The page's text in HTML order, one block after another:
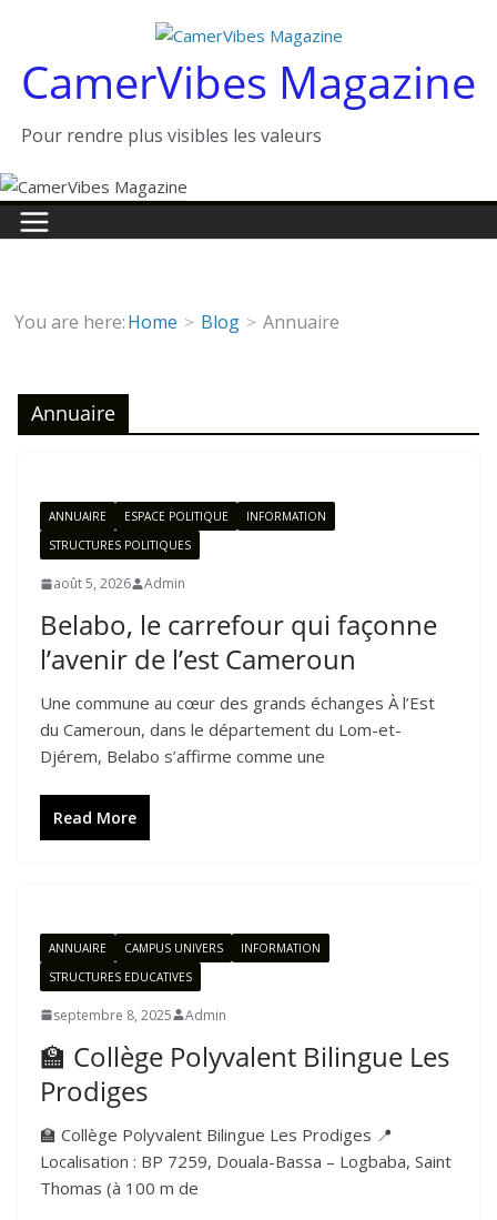
contenuCamerVibes Magazine
Pour rendre plus visibles les valeurs
You are here:Home Blog Annuaire
Annuaire
ANNUAIRE ESPACE POLITIQUE
INFORMATION
STRUCTURES POLITIQUES
août 5, 2026 Admin
Belabo, le carrefour qui façonne
l’avenir de l’est Cameroun
Une commune au cœur des grands échanges À l’Est
du Cameroun, dans le département du Lom-et-
Djérem, Belabo s’affirme comme une
Read More
ANNUAIRE CAMPUS UNIVERS
INFORMATION
STRUCTURES EDUCATIVES
septembre 8, 2025 Admin
🏫 Collège Polyvalent Bilingue Les
Prodiges
🏫 Collège Polyvalent Bilingue Les Prodiges 📍
Localisation : BP 7259, Douala-Bassa – Logbaba, Saint
Thomas (à 100 m de